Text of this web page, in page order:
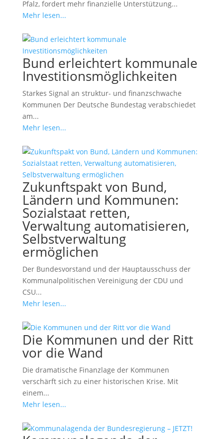
Pfalz, fordert mehr finanzielle Unterstützung...
Mehr lesen...
Bund erleichtert kommunale
Investitionsmöglichkeiten
Starkes Signal an struktur- und finanzschwache
Kommunen Der Deutsche Bundestag verabschiedet
am...
Mehr lesen...
Zukunftspakt von Bund,
Ländern und Kommunen:
Sozialstaat retten,
Verwaltung automatisieren,
Selbstverwaltung
ermöglichen
Der Bundesvorstand und der Hauptausschuss der
Kommunalpolitischen Vereinigung der CDU und
CSU...
Mehr lesen...
Die Kommunen und der Ritt
vor die Wand
Die dramatische Finanzlage der Kommunen
verschärft sich zu einer historischen Krise. Mit
einem...
Mehr lesen...